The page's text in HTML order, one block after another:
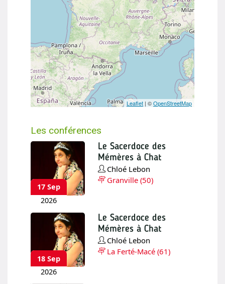
Agenda des conférences
Toutes les prochaines conférences
Les conférences par régions
Leaflet | ©OpenStreetMap
Les conférences
17 Sep
2026
Le Sacerdoce des
Mémères à Chat
Chloé Lebon
Granville (50)
18 Sep
2026
Le Sacerdoce des
Mémères à Chat
Chloé Lebon
La Ferté-Macé (61)